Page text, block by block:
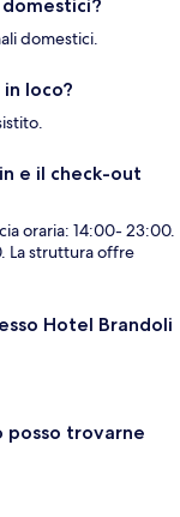
domestici.
loco?
e il check-out
oraria: 14:00- 23:00.
La struttura offre
Hotel Brandoli
posso trovarne